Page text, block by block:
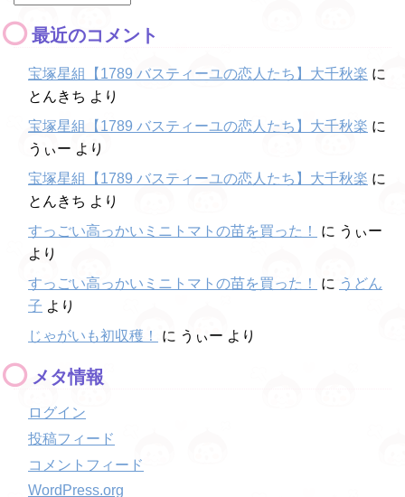
最近のコメント
宝塚星組【1789 バスティーユの恋人たち】大千秋楽 に
とんきち より
宝塚星組【1789 バスティーユの恋人たち】大千秋楽 に
うぃー より
宝塚星組【1789 バスティーユの恋人たち】大千秋楽 に
とんきち より
すっごい高っかいミニトマトの苗を買った！
に うぃー
より
すっごい高っかいミニトマトの苗を買った！
に うどん
子 より
じゃがいも初収穫！
に うぃー より
メタ情報
ログイン
投稿フィード
コメントフィード
WordPress.org